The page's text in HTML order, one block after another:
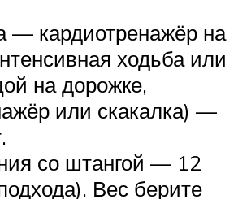
— кардиотренажёр на
ходьба или
на дорожке,
или скакалка) —
со штангой — 12
Вес берите